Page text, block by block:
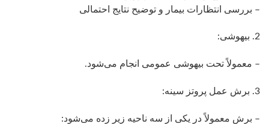
– بررسی انتظارات بیمار و توضیح نتایج احتمالی
2. بیهوشی:
– معمولاً تحت بیهوشی عمومی انجام می‌شود.
3. برش عمل پروتز سینه:
– برش معمولاً در یکی از سه ناحیه زیر زده می‌شود: